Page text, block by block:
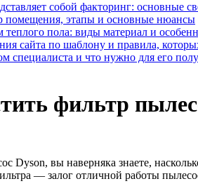
собой факторинг: основные
помещения, этапы и основные нюансы
теплого пола: виды материал и
сайта по шаблону и правила,
специалиста и что нужно для его
фильтр
Dyson, вы наверняка знаете,
— залог отличной работы